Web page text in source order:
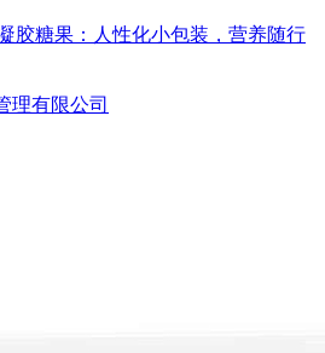
胶糖果：人性化小包装，营养随行
理有限公司